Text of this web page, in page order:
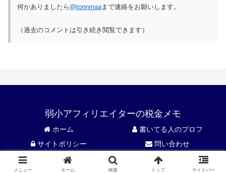
何かありましたら @tonnmaaまで連絡をお願いします。
（過去のコメントは引き続き閲覧できます）
弱小アフィリエイターの税金メモ
ホーム
書いてる人のプロフ
サイトポリシー
問い合わせ
© 2016 弱小アフィリエイターの税金メモ.
メニュー ホーム 検索 トップ サイドバー